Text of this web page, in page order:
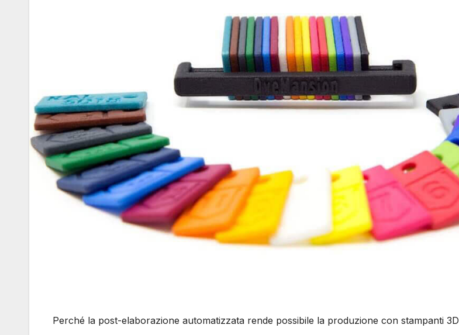
Perché la post-elaborazione automatizzata rende possibile la produzione con stampanti 3D